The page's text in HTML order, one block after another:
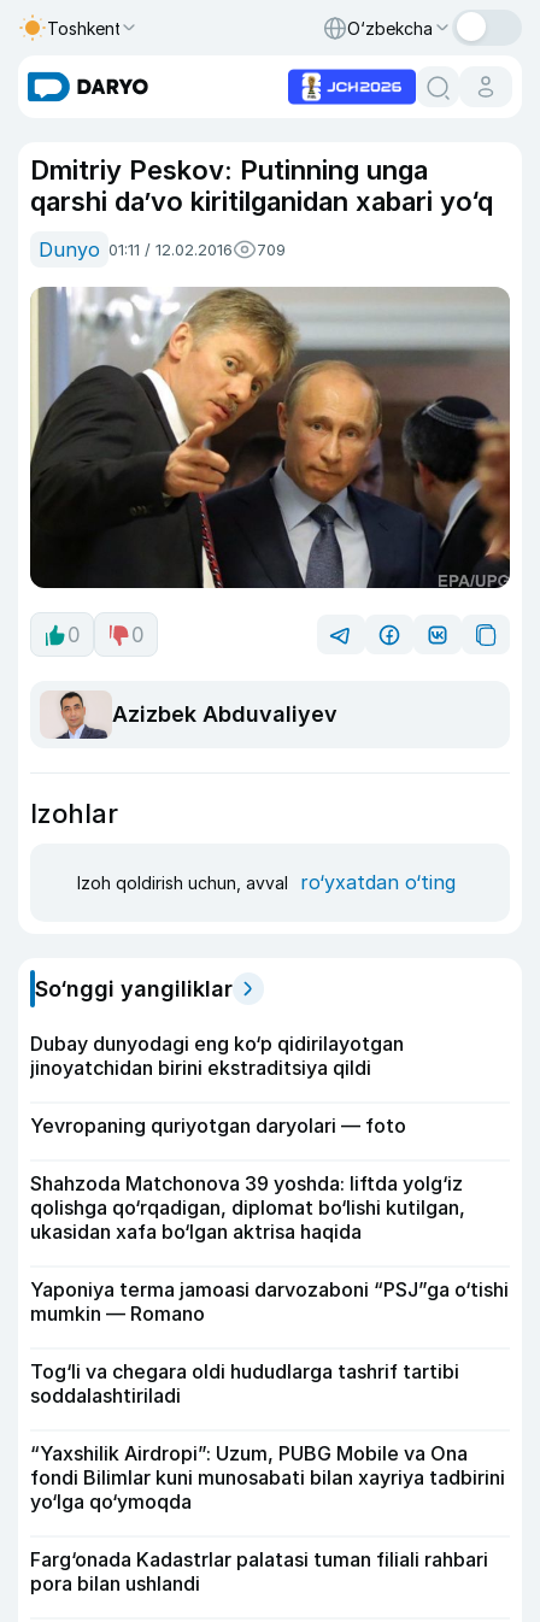
Toshkent O‘zbekcha
Dmitriy Peskov: Putinning unga
qarshi da’vo kiritilganidan xabari yo‘q
Dunyo 01:11 / 12.02.2016 709
0 0
Azizbek Abduvaliyev
Izohlar
Izoh qoldirish uchun, avval ro‘yxatdan o‘ting
So‘nggi yangiliklar
Dubay dunyodagi eng ko‘p qidirilayotgan
jinoyatchidan birini ekstraditsiya qildi
Yevropaning quriyotgan daryolari — foto
Shahzoda Matchonova 39 yoshda: liftda yolg‘iz
qolishga qo‘rqadigan, diplomat bo‘lishi kutilgan,
ukasidan xafa bo‘lgan aktrisa haqida
Yaponiya terma jamoasi darvozaboni “PSJ”ga o‘tishi
mumkin — Romano
Tog‘li va chegara oldi hududlarga tashrif tartibi
soddalashtiriladi
“Yaxshilik Airdropi”: Uzum, PUBG Mobile va Ona
fondi Bilimlar kuni munosabati bilan xayriya tadbirini
yo‘lga qo‘ymoqda
Farg‘onada Kadastrlar palatasi tuman filiali rahbari
pora bilan ushlandi